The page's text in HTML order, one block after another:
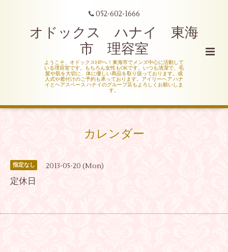
052-602-1666
オドックス ハナイ 東海
市 理容室
ようこそ、オドックスHPへ！東海市でメンズ中心に活動して
いる理容室です。もちろん女性もOKです。いつも清潔で、毛
髪や肌を大切に、体に優しい商品を取り扱っております。成
人式や着付けのご予約も承っております。アイリーヘア ハナ
イとヘアスペース ハナイのグループ店もよろしくお願いしま
す。
カレンダー
指定なし 2013-05-20 (Mon)
定休日